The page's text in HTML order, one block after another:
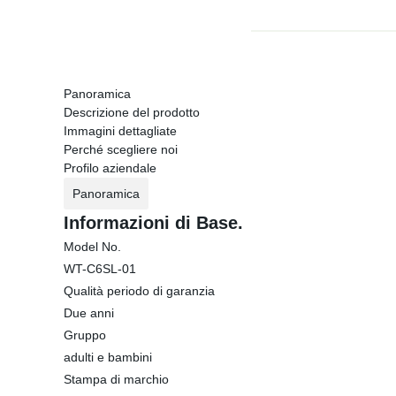
Panoramica
Descrizione del prodotto
Immagini dettagliate
Perché scegliere noi
Profilo aziendale
Panoramica
Informazioni di Base.
Model No.
WT-C6SL-01
Qualità periodo di garanzia
Due anni
Gruppo
adulti e bambini
Stampa di marchio